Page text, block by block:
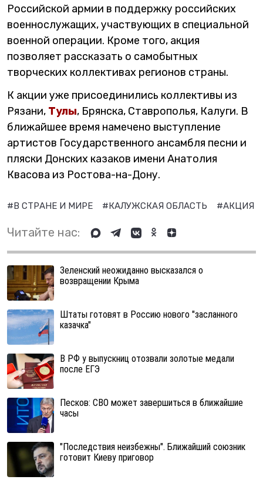
Российской армии в поддержку российских
военнослужащих, участвующих в специальной
военной операции. Кроме того, акция
позволяет рассказать о самобытных
творческих коллективах регионов страны.
К акции уже присоединились коллективы из
Рязани, Тулы, Брянска, Ставрополья, Калуги. В
ближайшее время намечено выступление
артистов Государственного ансамбля песни и
пляски Донских казаков имени Анатолия
Квасова из Ростова-на-Дону.
#В СТРАНЕ И МИРЕ #КАЛУЖСКАЯ ОБЛАСТЬ #АКЦИЯ
Читайте нас:
Зеленский неожиданно высказался о
возвращении Крыма
Штаты готовят в Россию нового "засланного
казачка"
В РФ у выпускниц отозвали золотые медали
после ЕГЭ
Песков: СВО может завершиться в ближайшие
часы
"Последствия неизбежны". Ближайший союзник
готовит Киеву приговор